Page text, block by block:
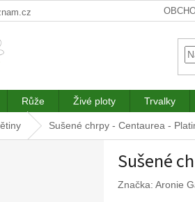
Růže Živé ploty Trvalky
Sušené chrpy - Centaurea -
Sušené
Značka: Aronie